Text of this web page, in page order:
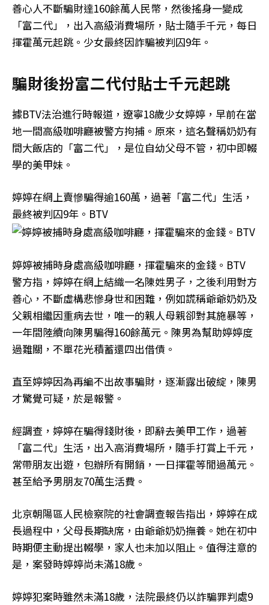
善心人不斷騙財達160餘萬人民幣，然後搖身一變成
「富二代」，出入高級消費場所，貼士隨手千元，每日
揮霍萬元起跳。少女最終因詐騙被判囚9年。
騙財後扮富二代付貼士千元起跳
據BTV法治進行時報道，遼寧18歲少女婷婷，早前在當
地一間高級咖啡廳被警方拘捕。原來，這名聲稱奶奶有
間大飯店的「富二代」，是位自幼父母不管，初中即輟
學的美甲妹。
婷婷在網上賣慘騙得逾160萬，過著「富二代」生活，
最終被判囚9年。BTV
婷婷被捕時身處高級咖啡廳，揮霍騙來的金錢。BTV
警方指，婷婷在網上結織一名陳姓男子，之後利用對方
善心，不斷虛構悲慘身世和困難，例如謊稱爺爺奶奶及
父親相繼因重病去世，唯一的親人母親卻對其施暴等，
一年間陸續向陳男騙得160餘萬元。陳男為幫助婷婷度
過難關，不單花光積蓄還四出借債。
直至婷婷因為再編不出故事騙財，逐漸露出破綻，陳男
才驚覺可疑，於是報警。
經調查，婷婷在騙得錢財後，即辭去美甲工作，過著
「富二代」生活，出入高消費場所，隨手打賞上千元，
常帶朋友出遊，包辦所有開銷，一日揮霍等閒過萬元。
甚至給予男朋友70萬生活費。
北京朝陽區人民檢察院的社會調查報告指出，婷婷在成
長過程中，父母長期缺席，由爺爺奶奶撫養。她在初中
時期便主動提出輟學，家人也未加以阻止。值得注意的
是，案發時婷婷尚未滿18歲。
婷婷犯案時雖然未滿18歲，法院最終仍以詐騙罪判處9